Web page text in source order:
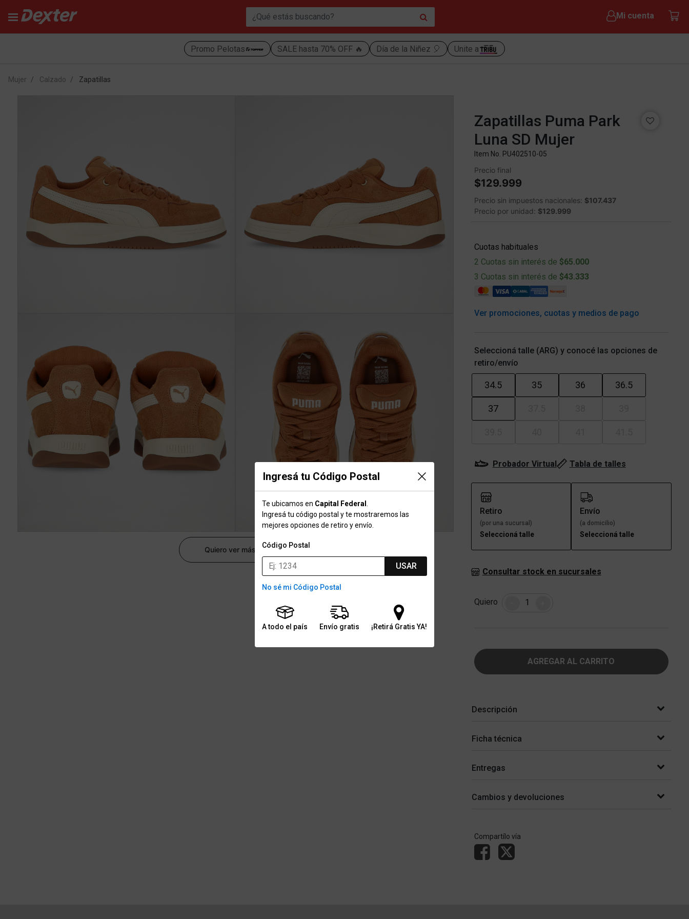
Mi cuenta
Promo Pelotas SALE hasta 70% OFF 🔥 Día de la Niñez 🎈 Unite a
Ingresá tu Código Postal
Te ubicamos en Capital Federal
Ingresá tu código postal y te mostraremos las
mejores opciones de retiro y envío.
Código Postal
USAR
No sé mi Código Postal
A todo el país Envío gratis ¡Retirá Gratis YA!
Mujer Calzado Zapatillas
Quiero ver más
Zapatillas Puma Park
Luna SD Mujer
Item No. PU402510-05
Precio final
$129.999
Precio sin impuestos nacionales: $107.437
Precio por unidad: $129.999
Cuotas habituales
2 Cuotas sin interés de $65.000
3 Cuotas sin interés de $43.333
Ver promociones, cuotas y medios de pago
Seleccioná talle (ARG) y conocé las opciones de
retiro/envío
34.5 35 36 36.5
37
Probador Virtual Tabla de talles
Retiro
(por una sucursal)
Seleccioná talle
Envío
(a domicilio)
Seleccioná talle
Consultar stock en sucursales
Quiero Cantidad
AGREGAR AL CARRITO
Descripción
Ficha técnica
Entregas
Cambios y devoluciones
Compartílo vía